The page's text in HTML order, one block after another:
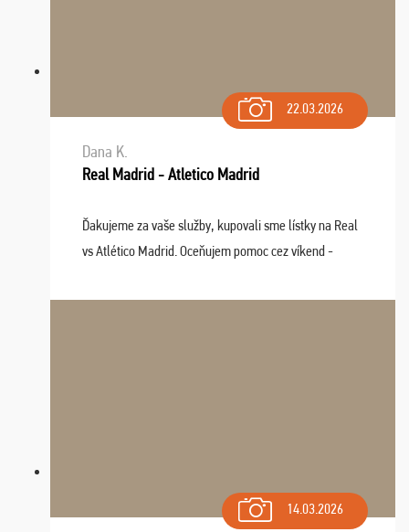
22.03.2026
Dana K.
Real Madrid - Atletico Madrid
Ďakujeme za vaše služby, kupovali sme lístky na Real
vs Atlético Madrid. Oceňujem pomoc cez víkend -
spokojnosti. Sedenie bolo dobré, štadión Barnabéu ...
14.03.2026